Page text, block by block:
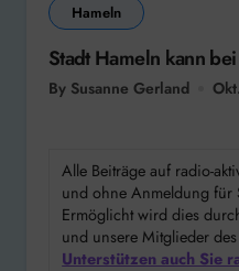
Hameln
Stadt Hameln kann
By Susanne Gerland
Alle Beiträge auf radio-
und ohne Anmeldung für
Ermöglicht wird dies
und unsere Mitglieder
Unterstützen auch Sie